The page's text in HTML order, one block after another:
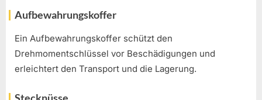
Aufbewahrungskoffer
Ein Aufbewahrungskoffer schützt den
Drehmomentschlüssel vor Beschädigungen und
erleichtert den Transport und die Lagerung.